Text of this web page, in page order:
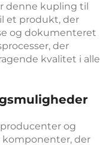
denne kupling til
et produkt, der
og dokumenteret
der
kvalitet i alle
og
der